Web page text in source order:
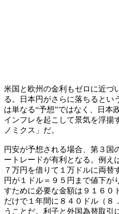
米国と欧州の金利もゼロに近づ
る。日本円がさらに落ちるとい
は単なる“予想”ではなく、日本
インフレを起こして景気を浮揚
ノミクス」だ。
円安が予想される場合、第３国
ートレードが有利となる。例え
７万円を借りて１万ドルに両替
円が１ドル＝９５円まで値下が
すために必要な金額は９１６０
だけで１年間に８４０ドル（８
うことだ。利子と外国為替取引